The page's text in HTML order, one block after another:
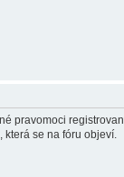
pravomoci
která se na fóru objeví.